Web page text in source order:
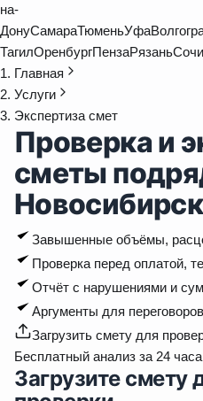
на-
ДонуСамараТюменьУфа
ТагилОренбургПензаРязаньСочи
Главная
Услуги
Экспертиза смет
Проверка и
сметы
Завышенные объёмы,
Проверка перед оплатой,
Отчёт с нарушениями и
Аргументы для
Загрузить смету для
Бесплатный анализ за 24 часа
Загрузите смету